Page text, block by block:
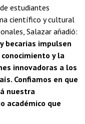
estudiantes
científico y cultural
Salazar añadió:
becarias impulsen
y la
innovadoras a los
Confiamos en que
nuestra
académico que